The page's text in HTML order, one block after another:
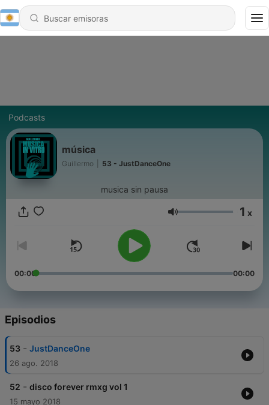
Podcasts
música
Guillermo 53 - JustDanceOne
musica sin pausa
Volumen 1 x
00:00 00:00
Episodios
53 - JustDanceOne
26 ago. 2018
52 - disco forever rmxg vol 1
15 mayo 2018